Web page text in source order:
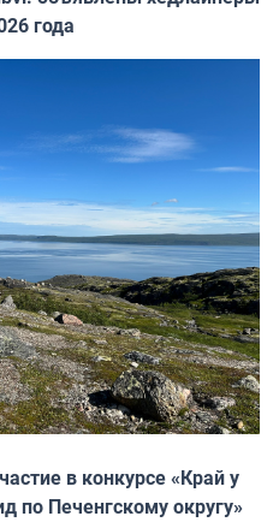
года
в конкурсе «Край у
по Печенгскому округу»